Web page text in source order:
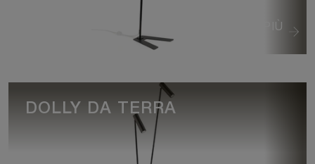
VEDI DI PIÙ
DOLLY DA TERRA